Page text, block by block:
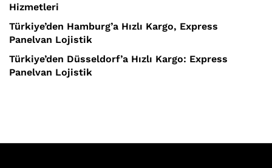
Hizmetleri
Türkiye’den Hamburg’a Hızlı Kargo, Express
Panelvan Lojistik
Türkiye’den Düsseldorf’a Hızlı Kargo: Express
Panelvan Lojistik